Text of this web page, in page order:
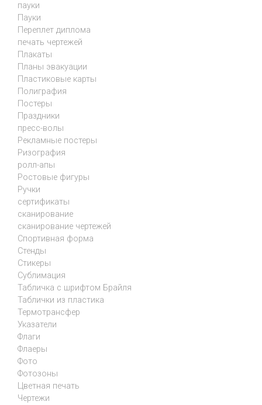
пауки
Пауки
Переплет диплома
печать чертежей
Плакаты
Планы эвакуации
Пластиковые карты
Полиграфия
Постеры
Праздники
пресс-волы
Рекламные постеры
Ризография
ролл-апы
Ростовые фигуры
Ручки
сертификаты
сканирование
сканирование чертежей
Спортивная форма
Стенды
Стикеры
Сублимация
Табличка с шрифтом Брайля
Таблички из пластика
Термотрансфер
Указатели
Флаги
Флаеры
Фото
Фотозоны
Цветная печать
Чертежи